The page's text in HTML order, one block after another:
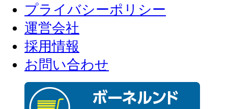
プライバシーポリシー
運営会社
採用情報
お問い合わせ